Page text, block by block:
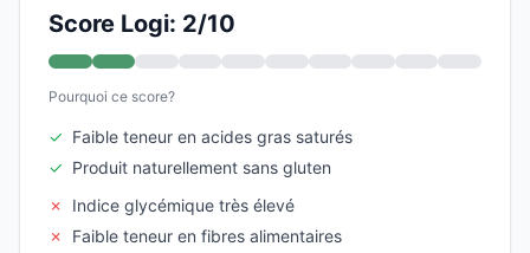
Score Logi: 2/10
Pourquoi ce score?
✓ Faible teneur en acides gras saturés
✓ Produit naturellement sans gluten
✗
Indice glycémique très élevé
✗
Faible teneur en fibres alimentaires